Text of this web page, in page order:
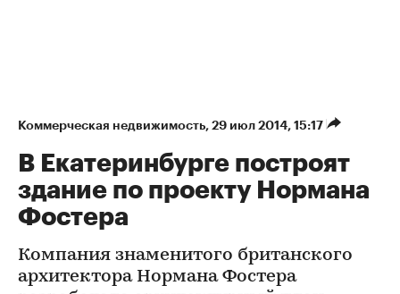
Коммерческая недвижимость⁠, 29 июл 2014, 15:17
В Екатеринбурге построят
здание по проекту Нормана
Фостера
Компания знаменитого британского
архитектора Нормана Фостера